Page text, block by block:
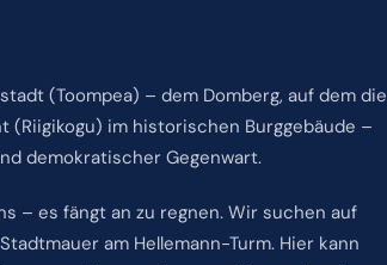
(Toompea) – dem Domberg, auf dem die
(Riigikogu) im historischen Burggebäude –
demokratischer Gegenwart.
– es fängt an zu regnen. Wir suchen auf
am Hellemann-Turm. Hier kann